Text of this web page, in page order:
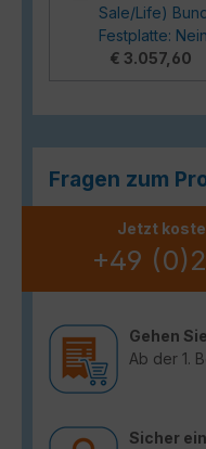
Sale/Life)
Festplatte:
€ 3.057,60
Fragen zum
Jetzt
+49
Gehen
Ab der 1.
Sicher